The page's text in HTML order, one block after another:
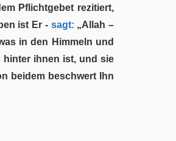
Pflichtgebet rezitiert,
ist Er -sagt: „Allah –
in den Himmeln und
hinter ihnen ist, und sie
beidem beschwert Ihn